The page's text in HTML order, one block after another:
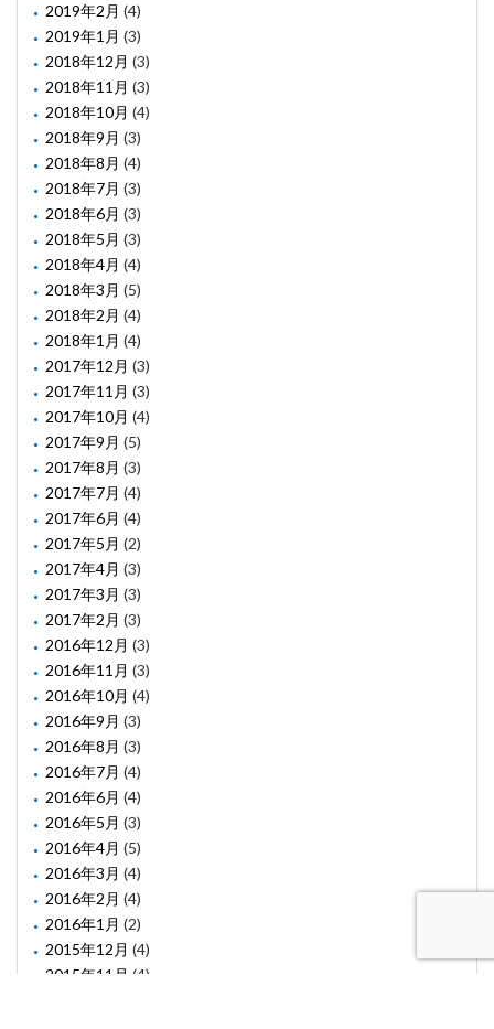
2019年2月 (4)
2019年1月 (3)
2018年12月 (3)
2018年11月 (3)
2018年10月 (4)
2018年9月 (3)
2018年8月 (4)
2018年7月 (3)
2018年6月 (3)
2018年5月 (3)
2018年4月 (4)
2018年3月 (5)
2018年2月 (4)
2018年1月 (4)
2017年12月 (3)
2017年11月 (3)
2017年10月 (4)
2017年9月 (5)
2017年8月 (3)
2017年7月 (4)
2017年6月 (4)
2017年5月 (2)
2017年4月 (3)
2017年3月 (3)
2017年2月 (3)
2016年12月 (3)
2016年11月 (3)
2016年10月 (4)
2016年9月 (3)
2016年8月 (3)
2016年7月 (4)
2016年6月 (4)
2016年5月 (3)
2016年4月 (5)
2016年3月 (4)
2016年2月 (4)
2016年1月 (2)
2015年12月 (4)
2015年11月 (4)